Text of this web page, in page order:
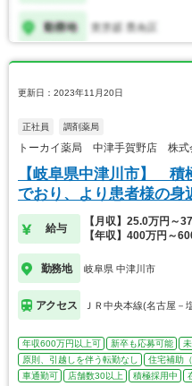
更新日：2023年11月20日
正社員 調剤薬局
トーカイ薬局 中津手賀野店 株式
【岐阜県中津川市】 積
でおり、より患者様の身
給与
【月収】25.0万円～
【年収】400万円～
勤務地 岐阜県 中津川市
アクセス ＪＲ中央本線(名古屋－
年収600万円以上可 新卒も応募可能
原則、引越しを伴う転勤なし
住宅補助
車通勤可
店舗数30以上 積極採用中